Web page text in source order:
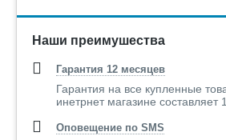
Наши преимушества
Гарантия 12 месяцев
Гарантия на все купленные
инетрнет магазине составляет
Оповещение по SMS